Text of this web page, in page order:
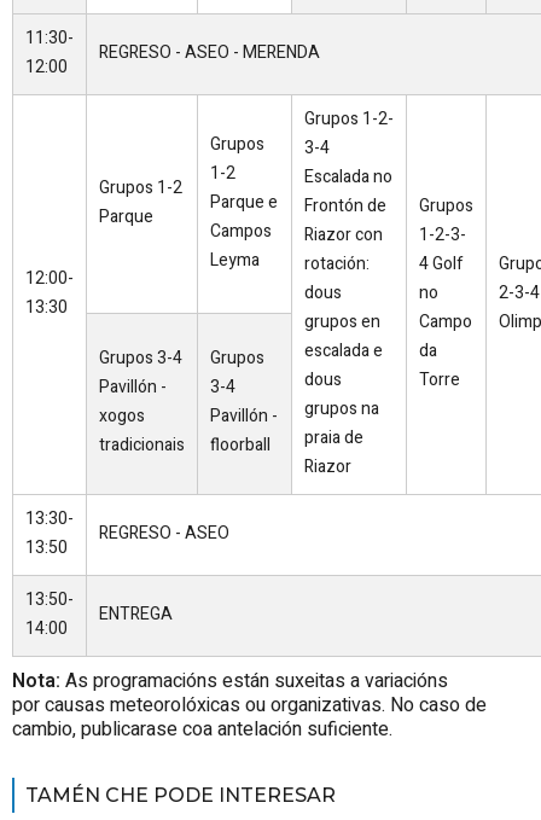
11:30-
12:00
REGRESO - ASEO - MERENDA
12:00-
13:30
Grupos 1-2
Parque
Grupos
1-2
Parque e
Campos
Leyma
Grupos 1-2-
3-4
Escalada no
Frontón de
Riazor con
rotación:
dous
grupos en
escalada e
dous
grupos na
praia de
Riazor
Grupos
1-2-3-
4 Golf
no
Campo
da
Torre
2-3-4
Grupos 3-4
Pavillón -
xogos
tradicionais
Grupos
3-4
Pavillón -
floorball
13:30-
13:50
REGRESO - ASEO
13:50-
14:00
ENTREGA
Nota: As programacións están suxeitas a variacións
por causas meteorolóxicas ou organizativas. No caso de
cambio, publicarase coa antelación suficiente.
TAMÉN CHE PODE INTERESAR